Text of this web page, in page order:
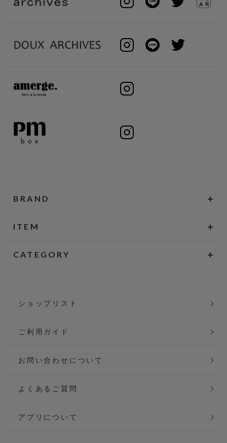
BRAND
ITEM
CATEGORY
ショップリスト
ご利用ガイド
お問い合わせについて
よくあるご質問
アプリについて